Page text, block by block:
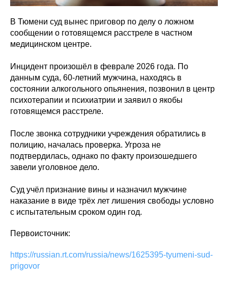
В Тюмени суд вынес приговор по делу о ложном
сообщении о готовящемся расстреле в частном
медицинском центре.
Инцидент произошёл в феврале 2026 года. По
данным суда, 60-летний мужчина, находясь в
состоянии алкогольного опьянения, позвонил в центр
психотерапии и психиатрии и заявил о якобы
готовящемся расстреле.
После звонка сотрудники учреждения обратились в
полицию, началась проверка. Угроза не
подтвердилась, однако по факту произошедшего
завели уголовное дело.
Суд учёл признание вины и назначил мужчине
наказание в виде трёх лет лишения свободы условно
с испытательным сроком один год.
Первоисточник:
https://russian.rt.com/russia/news/1625395-tyumeni-sud-
prigovor